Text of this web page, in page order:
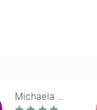
Michaela Škovranová